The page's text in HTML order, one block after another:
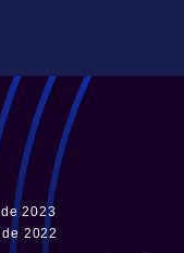
de2023
de 2022